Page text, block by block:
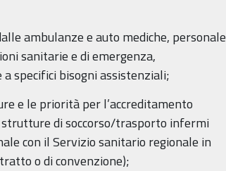
ambulanze e auto mediche, personale
sanitarie e di emergenza,
specifici bisogni assistenziali;
e le priorità per l’accreditamento
di soccorso/trasporto infermi
con il Servizio sanitario regionale in
o di convenzione);